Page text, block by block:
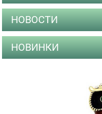
НОВОСТИ
НОВИНКИ